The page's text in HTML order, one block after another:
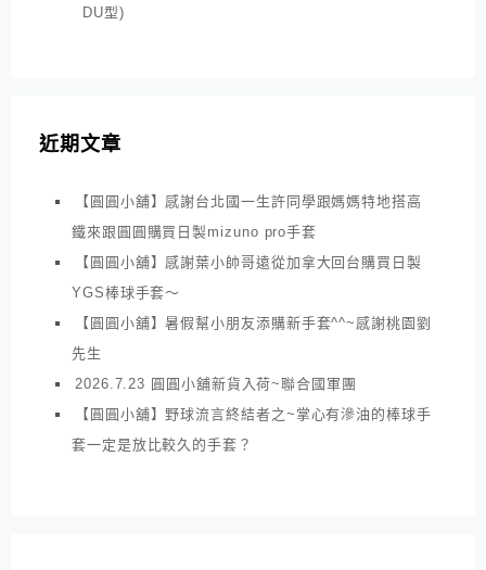
DU型)
近期文章
【圓圓小舖】感謝台北國一生許同學跟媽媽特地搭高
鐵來跟圓圓購買日製mizuno pro手套
【圓圓小舖】感謝葉小帥哥遠從加拿大回台購買日製
YGS棒球手套～
【圓圓小舖】暑假幫小朋友添購新手套^^~感謝桃園劉
先生
2026.7.23 圓圓小舖新貨入荷~聯合國軍團
【圓圓小舖】野球流言終結者之~掌心有滲油的棒球手
套一定是放比較久的手套？